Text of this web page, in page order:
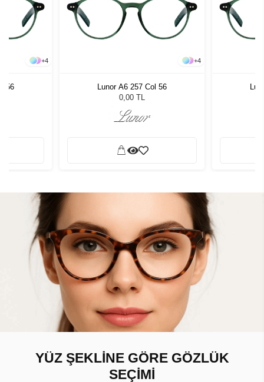
+4
56
+4
Lunor A6 257 Col 56
0,00 TL
YÜZ ŞEKLİNE GÖRE GÖZLÜK
SEÇİMİ